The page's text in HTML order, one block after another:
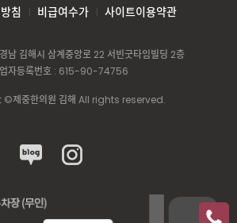
침 비급여수가 사이트이용약관
경남 김해시 삼계중앙로 22 서빈굿타임빌딩 2층
자등록번호 : 615-90-74756
제중한의원 김해 All rights reserved.